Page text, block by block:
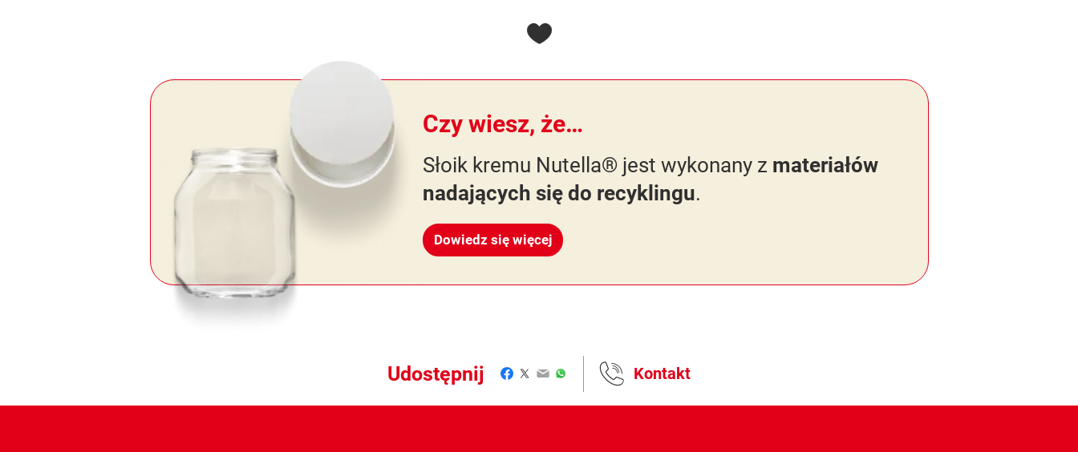
Czy wiesz, że…
Słoik kremu Nutella® jest wykonany z materiałów
nadających się do recyklingu.
Dowiedz się więcej
Udostępnij Facebook
Twitter
EmailWhatsApp Kontakt